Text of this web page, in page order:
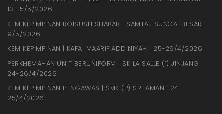
13-15/5/2026
KEM KEPIMPINAN ROISUSH SHABAB | SAMTAJ SUNGAI BESAR |
9/5/2026
KEM KEPIMPINAN | KAFAI MAARIF ADDINIYAH | 25-26/4/2026
PERKHEMAHAN UNIT BERUNIFORM | SK LA SALLE (1) JINJANG |
24-26/4/2026
KEM KEPIMPINAN PENGAWAS | SMK (P) SRI AMAN | 24-
25/4/2026